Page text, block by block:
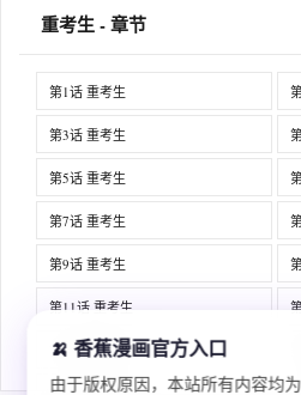
重考生 - 章节
第1话 重考生
第3话 重考生
第5话 重考生
第7话 重考生
第9话 重考生
第11话 重考生
第13话 重考生
🍌 香蕉漫画官方入口
由于版权原因，本站所有内容均